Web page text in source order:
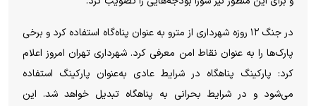
در جنگ ۱۲ روزه شهرداری از مترو به عنوان پناه‌گاه استفاده کرد و برخی
پارک‌ها را به عنوان نقاط امن معرفی کرد. شهرداری تهران امروز اعلام
کرد: پارکینگ پناهگاه در شرایط عادی به‌عنوان پارکینگ استفاده
می‌شود و در شرایط بحرانی به پناهگاه تبدیل خواهد شد. این